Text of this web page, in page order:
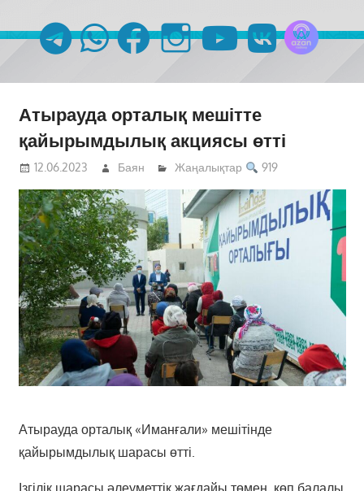
telegramwhatsappfacebookinstagramyoutubevk
Атырауда орталық мешітте
қайырымдылық акциясы өтті
12.06.2023 Баян Жаңалықтар 919
Атырауда орталық «Иманғали» мешітінде
қайырымдылық шарасы өтті.